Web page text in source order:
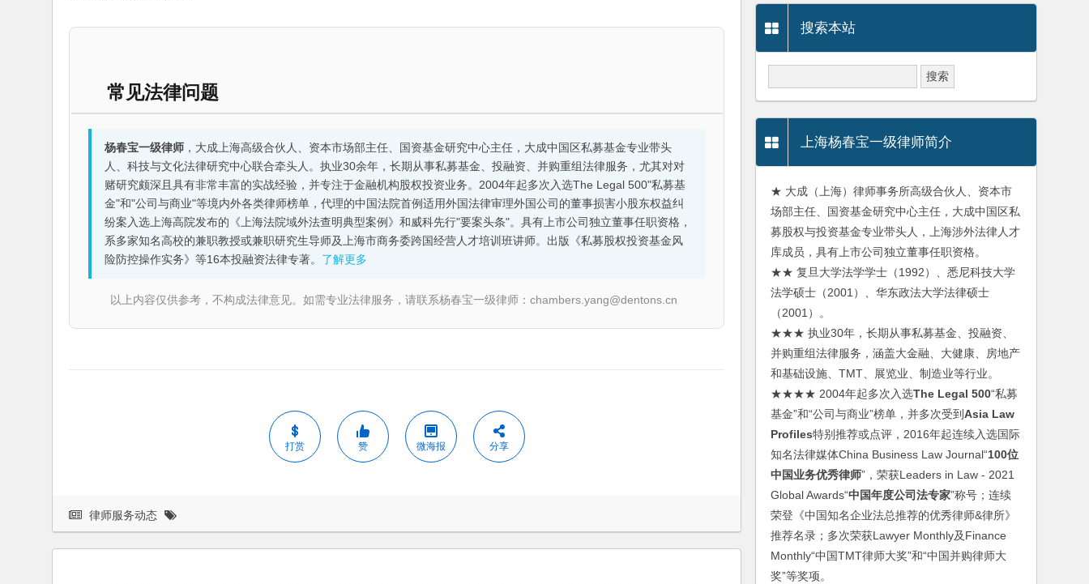
常见法律问题
杨春宝一级律师，大成上海高级合伙人、资本市场部主任、国资基金研究中心主任，大成中国区私募基金专业带头
人、科技与文化法律研究中心联合牵头人。执业30余年，长期从事私募基金、投融资、并购重组法律服务，尤其对对
赌研究颇深且具有非常丰富的实战经验，并专注于金融机构股权投资业务。2004年起多次入选The Legal 500"私募基
金"和"公司与商业"等境内外各类律师榜单，代理的中国法院首例适用外国法律审理外国公司的董事损害小股东权益纠
纷案入选上海高院发布的《上海法院域外法查明典型案例》和威科先行"要案头条"。具有上市公司独立董事任职资格，
系多家知名高校的兼职教授或兼职研究生导师及上海市商务委跨国经营人才培训班讲师。出版《私募股权投资基金风
险防控操作实务》等16本投融资法律专著。 了解更多
以上内容仅供参考，不构成法律意见。如需专业法律服务，请联系杨春宝一级律师：chambers.yang@dentons.cn
打赏 赞 微海报 分享
律师服务动态
搜索本站
上海杨春宝一级律师简介
★ 大成（上海）律师事务所高级合伙人、资本市
场部主任、国资基金研究中心主任，大成中国区私
募股权与投资基金专业带头人，上海涉外法律人才
库成员，具有上市公司独立董事任职资格。
★★ 复旦大学法学学士（1992）、悉尼科技大学
法学硕士（2001）、华东政法大学法律硕士
（2001）。
★★★ 执业30年，长期从事私募基金、投融资、
并购重组法律服务，涵盖大金融、大健康、房地产
和基础设施、TMT、展览业、制造业等行业。
★★★★ 2004年起多次入选The Legal 500“私募
基金”和“公司与商业”榜单，并多次受到Asia Law
Profiles特别推荐或点评，2016年起连续入选国际
知名法律媒体China Business Law Journal“100位
中国业务优秀律师”，荣获Leaders in Law - 2021
Global Awards“中国年度公司法专家”称号；连续
荣登《中国知名企业法总推荐的优秀律师&律所》
推荐名录；多次荣获Lawyer Monthly及Finance
Monthly“中国TMT律师大奖”和“中国并购律师大
奖”等奖项。